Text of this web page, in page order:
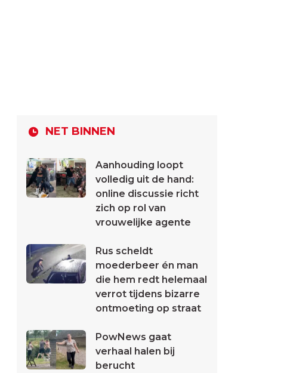
NET BINNEN
Aanhouding loopt
volledig uit de hand:
online discussie richt
zich op rol van
vrouwelijke agente
Rus scheldt
moederbeer én man
die hem redt helemaal
verrot tijdens bizarre
ontmoeting op straat
PowNews gaat
verhaal halen bij
berucht